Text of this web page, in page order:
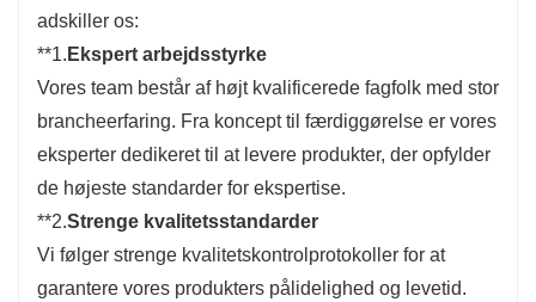
adskiller os:
**1. Ekspert arbejdsstyrke
Vores team består af højt kvalificerede fagfolk med stor
brancheerfaring. Fra koncept til færdiggørelse er vores
eksperter dedikeret til at levere produkter, der opfylder
de højeste standarder for ekspertise.
**2.Strenge kvalitetsstandarder
Vi følger strenge kvalitetskontrolprotokoller for at
garantere vores produkters pålidelighed og levetid.